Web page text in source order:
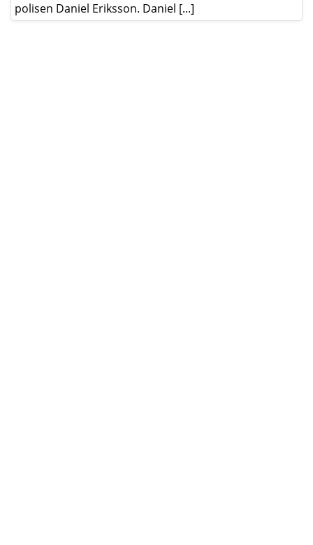
polisen Daniel Eriksson. Daniel [...]